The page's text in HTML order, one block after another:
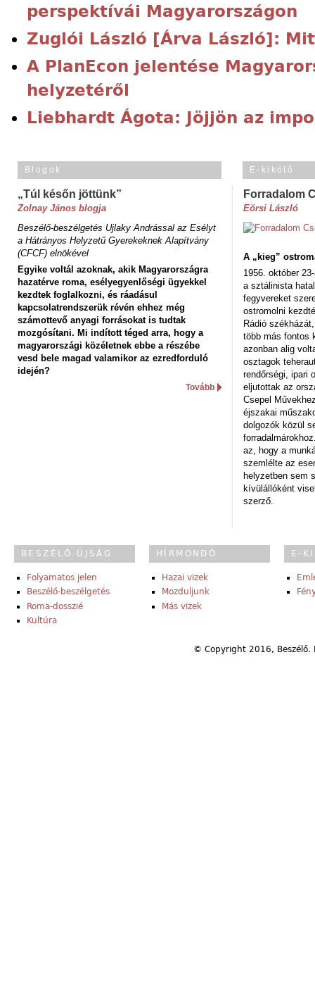
perspektívái Magyarországon
Zuglói László [Árva László]:
A PlanEcon jelentése
helyzetéről
Liebhardt Ágota: Jöjjön az
Blogok
„Túl későn jöttünk”
Zolnay János blogja
Beszélő-beszélgetés Ujlaky Andrással az Esélyt
a Hátrányos Helyzetű Gyerekeknek Alapítvány
(CFCF) elnökével
Egyike voltál azoknak, akik Magyarországra
hazatérve roma, esélyegyenlőségi ügyekkel
kezdtek foglalkozni, és ráadásul
kapcsolatrendszerük révén ehhez még
számottevő anyagi forrásokat is tudtak
mozgósítani. Mi indított téged arra, hogy a
magyarországi közéletnek ebbe a részébe
vesd bele magad valamikor az ezredforduló
idején?
Tovább
E-kikötő
Forradalom
Eörsi László
A „kieg”
1956. október
a sztálinista
fegyvereket
ostromolni
Rádió
több más fontos
azonban alig
osztagok
rendőrségi, ipari
eljutottak az
Csepel
éjszakai
dolgozók közül
az, hogy a
szemlélte az
helyzetben sem
kívülállóként
szerző.
BESZÉLŐ ÚJSÁG
Folyamatos jelen
Beszélő-beszélgetés
Roma-dosszié
Kultúra
HÍRMONDÓ
Hazai vizek
Mozduljunk
Más vizek
E-
© Copyright 2016,